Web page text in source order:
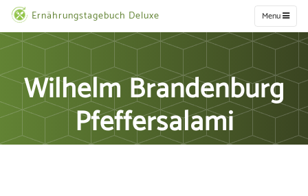
Ernährungstagebuch Deluxe Menu
Wilhelm Brandenburg
Pfeffersalami